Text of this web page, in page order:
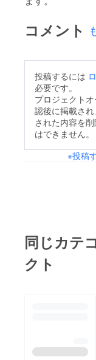
コメント
投稿するには
必要です。
プロジェクト
認後に掲載さ
された内容を
はできません。
※投稿
同じカテ
クト